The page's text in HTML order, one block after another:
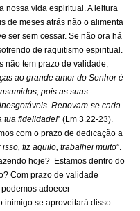
nossa vida espiritual. A leitura
de meses atrás não o alimenta
ser sem cessar. Se não ora há
de raquitismo espiritual.
não tem prazo de validade,
ao grande amor do Senhor é
pois as suas
Renovam-se cada
tua fidelidade!” (Lm 3.22-23).
com o prazo de dedicação a
isso, fiz aquilo, trabalhei muito”.
hoje?  Estamos dentro do
Com prazo de validade
adoecer
inimigo se aproveitará disso.